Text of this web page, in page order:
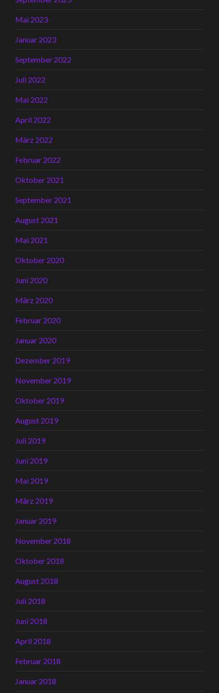
Mai 2023
Januar 2023
September 2022
Juli 2022
Mai 2022
April 2022
März 2022
Februar 2022
Oktober 2021
September 2021
August 2021
Mai 2021
Oktober 2020
Juni 2020
März 2020
Februar 2020
Januar 2020
Dezember 2019
November 2019
Oktober 2019
August 2019
Juli 2019
Juni 2019
Mai 2019
März 2019
Januar 2019
November 2018
Oktober 2018
August 2018
Juli 2018
Juni 2018
April 2018
Februar 2018
Januar 2018